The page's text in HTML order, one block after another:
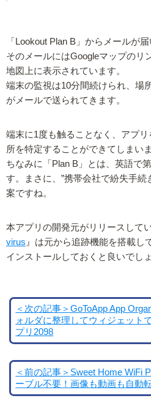
「Lookout Plan B」からメールが
そのメールにはGoogleマップのリ
地図上に表示されています。
端末の監視は10分間続けられ、場
がメールで送られてきます。
端末に1度も触ることなく、アプ
所を特定することができてしまい
ちなみに「Plan B」とは、英語で
す。まさに、”携帯会社で紛失手続
案ですね。
本アプリの開発元がリリースして
virus』は元から追跡機能を搭載し
インストールしておくと良いでしょ
＜次の記事＞GoToApp App
ォルダに整理してウィジェット
プリ2098
＜前の記事＞Sweet Home WiFi
ーブル不要！画像も動画も自動